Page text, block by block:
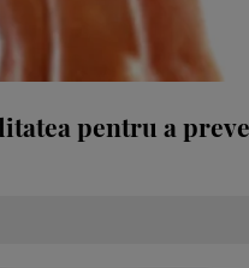
pentru a